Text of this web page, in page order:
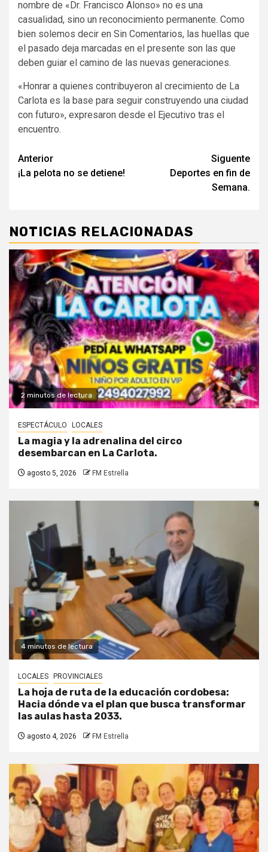
nombre de «Dr. Francisco Alonso» no es una
casualidad, sino un reconocimiento permanente. Como
bien solemos decir en Sin Comentarios, las huellas que
el pasado deja marcadas en el presente son las que
deben guiar el camino de las nuevas generaciones.
«Honrar a quienes contribuyeron al crecimiento de La
Carlota es la base para seguir construyendo una ciudad
con futuro», expresaron desde el Ejecutivo tras el
encuentro.
Navegación
de
Anterior
¡La pelota no se detiene!
Siguente
Deportes en fin de
Semana.
NOTICIAS RELACIONADAS
2 minutos de lectura
ESPECTÁCULO LOCALES
La magia y la adrenalina del circo
desembarcan en La Carlota.
agosto 5, 2026 FM Estrella
4 minutos de lectura
LOCALES PROVINCIALES
La hoja de ruta de la educación cordobesa:
Hacia dónde va el plan que busca transformar
las aulas hasta 2033.
agosto 4, 2026 FM Estrella